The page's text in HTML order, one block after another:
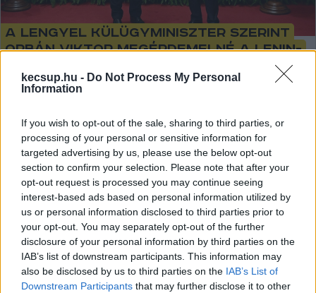
kecsup.hu - Do Not Process My Personal
Information
If you wish to opt-out of the sale, sharing to third parties, or
processing of your personal or sensitive information for
targeted advertising by us, please use the below opt-out
section to confirm your selection. Please note that after your
opt-out request is processed you may continue seeing
interest-based ads based on personal information utilized by
us or personal information disclosed to third parties prior to
your opt-out. You may separately opt-out of the further
disclosure of your personal information by third parties on the
IAB’s list of downstream participants. This information may
also be disclosed by us to third parties on the IAB’s List of
Downstream Participants that may further disclose it to other
A lengyel külügyminiszter szerint
Orbán Viktor megérdemelné a Lenin-
Szijjártó rögtön reagált: szerinte Radoslaw Sikorski lengyel
nevén: Twitter) posztja indította
L Lapszemle 2025. 12. 15.